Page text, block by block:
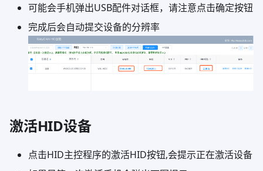
可能会手机弹出USB配件对话框，请注意点击确定按钮
完成后会自动提交设备的分辨率
激活HID设备
点击HID主控程序的激活HID按钮,会提示正在激活设备